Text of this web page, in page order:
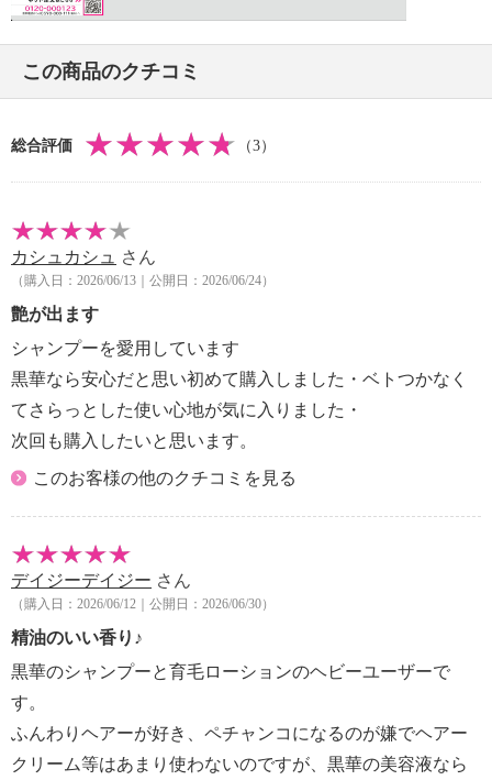
この商品のクチコミ
総合評価 （3）
カシュカシュ さん
（購入日：2026/06/13｜公開日：2026/06/24）
艶が出ます
シャンプーを愛用しています
黒華なら安心だと思い初めて購入しました・ベトつかなく
てさらっとした使い心地が気に入りました・
次回も購入したいと思います。
このお客様の他のクチコミを見る
デイジーデイジー さん
（購入日：2026/06/12｜公開日：2026/06/30）
精油のいい香り♪
黒華のシャンプーと育毛ローションのヘビーユーザーで
す。
ふんわりヘアーが好き、ペチャンコになるのが嫌でヘアー
クリーム等はあまり使わないのですが、黒華の美容液なら